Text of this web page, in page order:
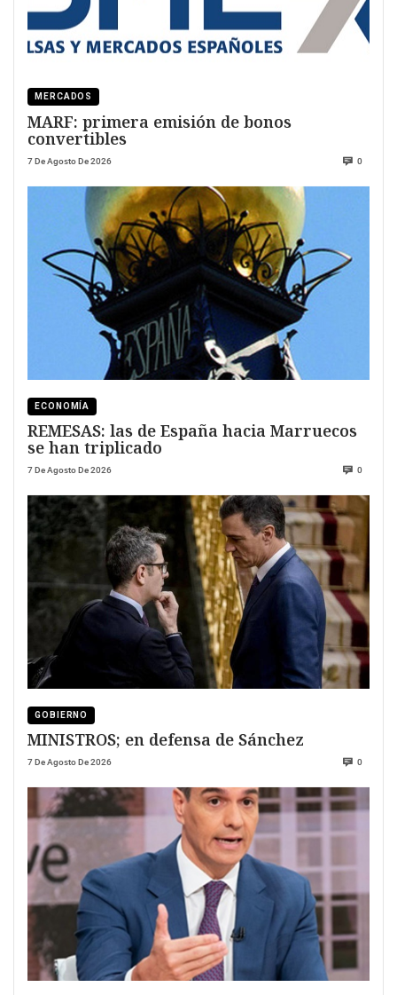
MERCADOS
MARF: primera emisión de bonos
convertibles
7 De Agosto De 2026 0
ECONOMÍA
REMESAS: las de España hacia Marruecos
se han triplicado
7 De Agosto De 2026 0
GOBIERNO
MINISTROS; en defensa de Sánchez
7 De Agosto De 2026 0